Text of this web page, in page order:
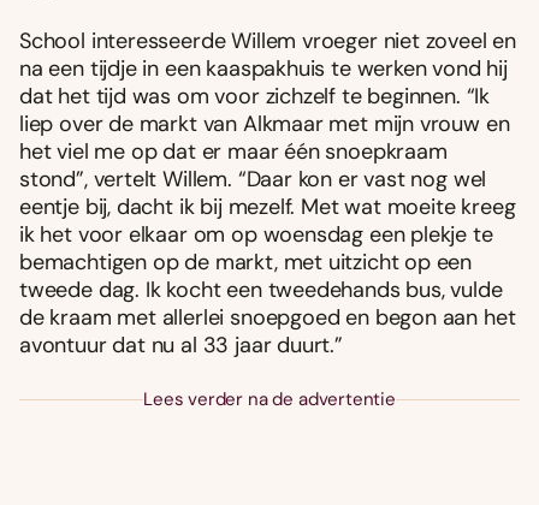
School interesseerde Willem vroeger niet zoveel en
na een tijdje in een kaaspakhuis te werken vond hij
dat het tijd was om voor zichzelf te beginnen. “Ik
liep over de markt van Alkmaar met mijn vrouw en
het viel me op dat er maar één snoepkraam
stond”, vertelt Willem. “Daar kon er vast nog wel
eentje bij, dacht ik bij mezelf. Met wat moeite kreeg
ik het voor elkaar om op woensdag een plekje te
bemachtigen op de markt, met uitzicht op een
tweede dag. Ik kocht een tweedehands bus, vulde
de kraam met allerlei snoepgoed en begon aan het
avontuur dat nu al 33 jaar duurt.”
Lees verder na de advertentie